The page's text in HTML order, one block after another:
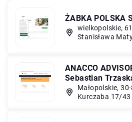
ŻABKA POLSKA
wielkopolskie,
Stanisława
ANACCO
Sebastian
Małopolskie,
Kurczaba 17/43